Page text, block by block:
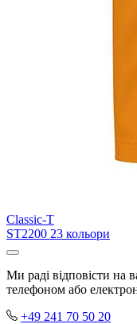
Classic-T
ST2200 23 кольори
Ми раді відповісти на
телефоном або
+49 241 70 50 20